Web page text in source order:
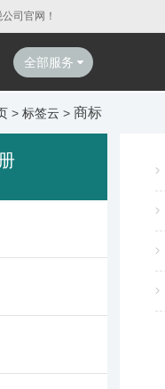
司官网！
全部服务
> 标签云 > 商标